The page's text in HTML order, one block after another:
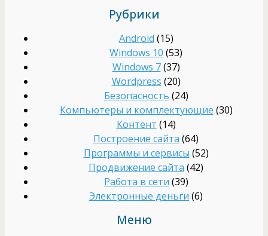
Рубрики
Android (15)
Windows 10 (53)
Windows 7(37)
Wordpress (20)
Безопасность (24)
Компьютеры и комплектующие (30)
Контент (14)
Построение сайта (64)
Программы и сервисы (52)
Продвижение сайта (42)
Работа в сети (39)
Электронные деньги (6)
Меню